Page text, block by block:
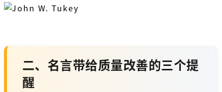
二、名言带给质量改善的三个提
醒